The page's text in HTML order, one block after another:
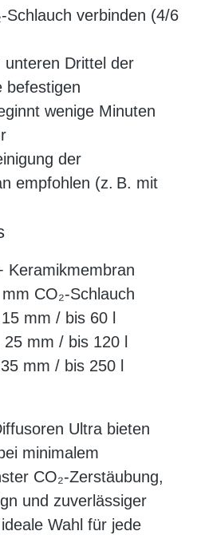
Schlauch verbinden (4/6
unteren Drittel der
befestigen
wenige Minuten
der
empfohlen (z. B. mit
Keramikmembran
CO₂-Schlauch
mm / bis 60 l
mm / bis 120 l
mm / bis 250 l
Ultra bieten
minimalem
CO₂-Zerstäubung,
und zuverlässiger
Wahl für jede